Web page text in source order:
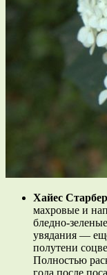
Хайес
махровые и
бледно-
увядания —
полутени
Полностью
года после